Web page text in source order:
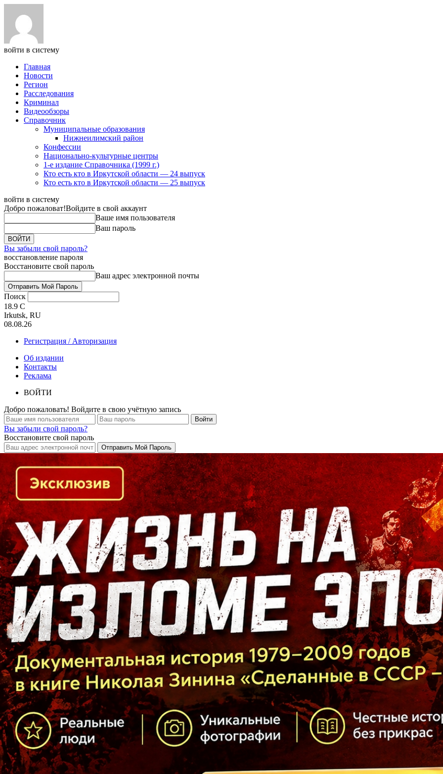
войти в систему
Главная
Новости
Регион
Расследования
Криминал
Видеообзоры
Справочник
Муниципальные образования
Нижнеилимский район
Конфессии
Национально-культурные центры
1-е издание Справочника (1999 г.)
Кто есть кто в Иркутской области — 24 выпуск
Кто есть кто в Иркутской области — 25 выпуск
войти в систему
Добро пожаловат!Войдите в свой аккаунт
Ваше имя пользователя
Ваш пароль
Вы забыли свой пароль?
восстановление пароля
Восстановите свой пароль
Ваш адрес электронной почты
Поиск
18.9 C
Irkutsk, RU
08.08.26
Регистрация / Авторизация
Об издании
Контакты
Реклама
ВОЙТИ
Добро пожаловать! Войдите в свою учётную запись
Вы забыли свой пароль?
Восстановите свой пароль
Кто есть кто в Байкальском регионе